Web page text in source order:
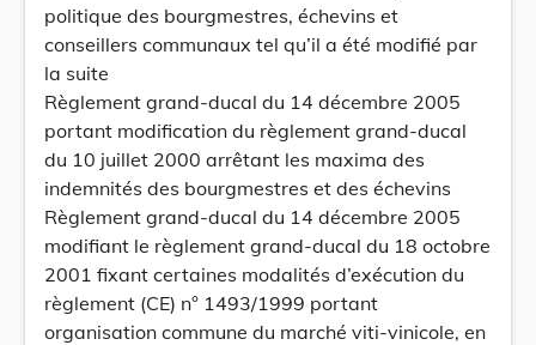
politique des bourgmestres, échevins et
conseillers communaux tel qu’il a été modifié par
la suite
Règlement grand-ducal du 14 décembre 2005
portant modification du règlement grand-ducal
du 10 juillet 2000 arrêtant les maxima des
indemnités des bourgmestres et des échevins
Règlement grand-ducal du 14 décembre 2005
modifiant le règlement grand-ducal du 18 octobre
2001 fixant certaines modalités d’exécution du
règlement (CE) n° 1493/1999 portant
organisation commune du marché viti-vinicole, en